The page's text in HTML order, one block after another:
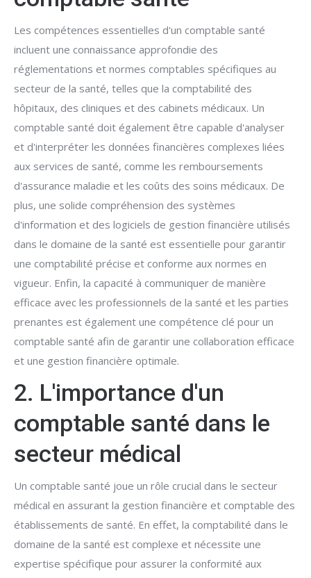
Les compétences essentielles d'un comptable santé
incluent une connaissance approfondie des
réglementations et normes comptables spécifiques au
secteur de la santé, telles que la comptabilité des
hôpitaux, des cliniques et des cabinets médicaux. Un
comptable santé doit également être capable d'analyser
et d'interpréter les données financières complexes liées
aux services de santé, comme les remboursements
d'assurance maladie et les coûts des soins médicaux. De
plus, une solide compréhension des systèmes
d'information et des logiciels de gestion financière utilisés
dans le domaine de la santé est essentielle pour garantir
une comptabilité précise et conforme aux normes en
vigueur. Enfin, la capacité à communiquer de manière
efficace avec les professionnels de la santé et les parties
prenantes est également une compétence clé pour un
comptable santé afin de garantir une collaboration efficace
et une gestion financière optimale.
2. L'importance d'un
comptable santé dans le
secteur médical
Un comptable santé joue un rôle crucial dans le secteur
médical en assurant la gestion financière et comptable des
établissements de santé. En effet, la comptabilité dans le
domaine de la santé est complexe et nécessite une
expertise spécifique pour assurer la conformité aux